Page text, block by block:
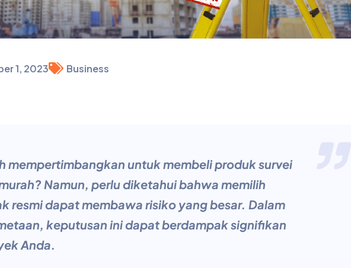
1, 2023 Business
mempertimbangkan untuk membeli produk survei
Namun, perlu diketahui bahwa memilih
resmi dapat membawa risiko yang besar. Dalam
keputusan ini dapat berdampak signifikan
Anda.